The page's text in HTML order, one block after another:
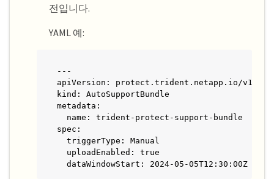
전입니다.
YAML 예:
---
apiVersion: protect.trident.netapp.io/v1
kind: AutoSupportBundle
metadata:
  name: trident-protect-support-bundle
spec:
  triggerType: Manual
  uploadEnabled: true
  dataWindowStart: 2024-05-05T12:30:00Z